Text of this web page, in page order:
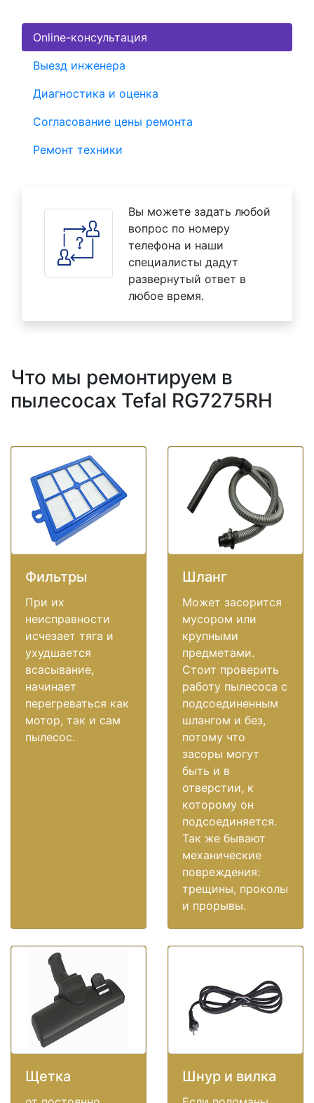
Online-консультация
Выезд инженера
Диагностика и оценка
Согласование цены ремонта
Ремонт техники
Вы можете задать любой
вопрос по номеру
телефона и наши
специалисты дадут
развернутый ответ в
любое время.
Что мы ремонтируем в
пылесосах Tefal RG7275RH
Фильтры
При их
неисправности
исчезает тяга и
ухудшается
всасывание,
начинает
перегреваться как
мотор, так и сам
пылесос.
Шланг
Может засорится
мусором или
крупными
предметами.
Стоит проверить
работу пылесоса с
подсоединенным
шлангом и без,
потому что
засоры могут
быть и в
отверстии, к
которому он
подсоединяется.
Так же бывают
механические
повреждения:
трещины, проколы
и прорывы.
Щетка Шнур и вилка